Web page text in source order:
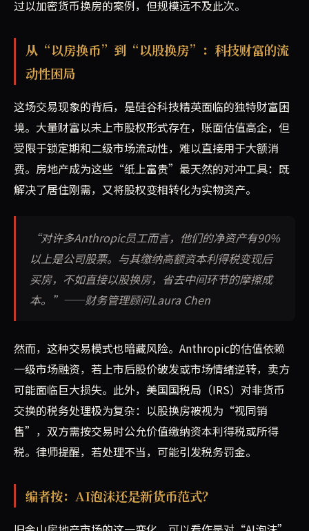
过以加密货币换房的案例，但规模远不及此次。
从“以房换币”到“以股换房”：科技财富的流
动性困局
这场交易现象的背后，是硅谷科技精英面临的独特财富困
境。大量财富以未上市股权形式存在，账面估值高企，但
受限于锁定期和二级市场流动性，难以直接用于大额消
费。房地产成为这些“纸上富贵”最天然的对冲工具：既
解决了居住刚需，又将股权变相转化为实物资产。
“对许多Anthropic员工而言，他们的净资产有90%
以上是公司股票。与其缴纳高额资本利得税变现后
买房，不如直接以股换房，省去中间环节的摩擦成
本。”——财务管理顾问Laura Chen
然而，这种交易模式也暗藏风险。Anthropic的估值依赖
一级市场融资，若上市后股价破发或市场情绪逆转，卖方
可能面临巨大损失。此外，美国国税局（IRS）对非货币
交换的税务处理极为复杂：以股换房被视为“视同销
售”，双方需按交易时公允价值缴纳资本利得税或所得
税。律师提醒，若处理不当，可能引发税务罚金。
编者按：AI泡沫还是新货币范式？